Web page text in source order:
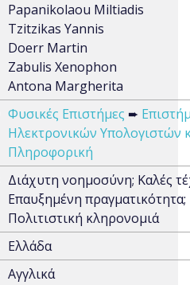
Papanikolaou Miltiadis
Tzitzikas Yannis
Doerr Martin
Zabulis Xenophon
Antona Margherita
Φυσικές Επιστήμες ➨
Ηλεκτρονικών Υπολογιστών
Πληροφορική
Διάχυτη νοημοσύνη; Καλές
Επαυξημένη πραγματικότητα;
Πολιτιστική κληρονομιά
Ελλάδα
Αγγλικά